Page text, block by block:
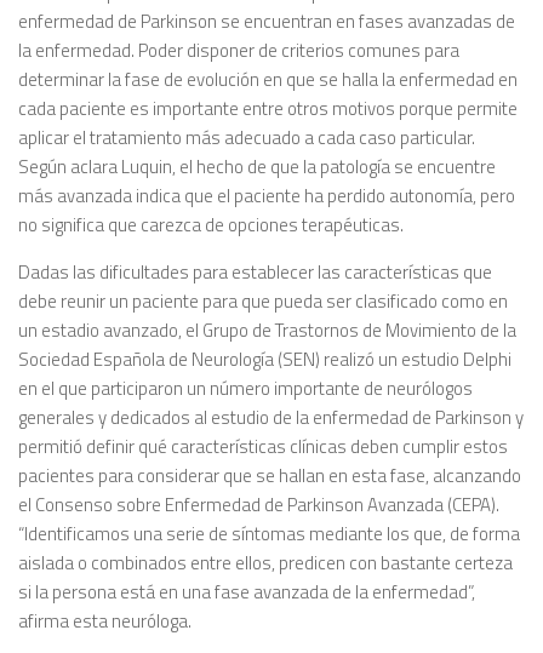
enfermedad de Parkinson se encuentran en fases avanzadas de
la enfermedad. Poder disponer de criterios comunes para
determinar la fase de evolución en que se halla la enfermedad en
cada paciente es importante entre otros motivos porque permite
aplicar el tratamiento más adecuado a cada caso particular.
Según aclara Luquin, el hecho de que la patología se encuentre
más avanzada indica que el paciente ha perdido autonomía, pero
no significa que carezca de opciones terapéuticas.
Dadas las dificultades para establecer las características que
debe reunir un paciente para que pueda ser clasificado como en
un estadio avanzado, el Grupo de Trastornos de Movimiento de la
Sociedad Española de Neurología (SEN) realizó un estudio Delphi
en el que participaron un número importante de neurólogos
generales y dedicados al estudio de la enfermedad de Parkinson y
permitió definir qué características clínicas deben cumplir estos
pacientes para considerar que se hallan en esta fase, alcanzando
el Consenso sobre Enfermedad de Parkinson Avanzada (CEPA).
“Identificamos una serie de síntomas mediante los que, de forma
aislada o combinados entre ellos, predicen con bastante certeza
si la persona está en una fase avanzada de la enfermedad”,
afirma esta neuróloga.